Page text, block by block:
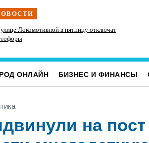
Локомотивной в пятницу отключат
Для
ОНЛАЙН БИЗНЕС И ФИНАНСЫ
на пост